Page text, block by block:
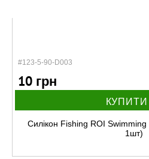
#123-5-90-D003
10 грн
КУПИТИ
Силікон Fishing ROI
1шт)